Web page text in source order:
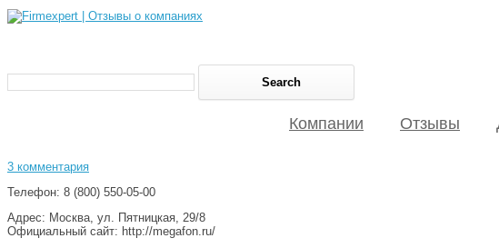
Компании Отзывы
3 комментария
Телефон: 8 (800) 550-05-00
Адрес: Москва, ул. Пятницкая, 29/8
Официальный сайт: http://megafon.ru/